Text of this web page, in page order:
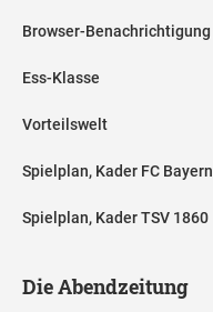
Browser-Benachrichtigung
Ess-Klasse
Vorteilswelt
Spielplan, Kader FC Bayern
Spielplan, Kader TSV 1860
Die Abendzeitung